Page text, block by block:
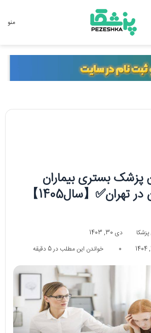
منو
پزشک بستری بیماران
اعصاب و روان در تهران✅【سال1405】
دی 30, 1403
0 خواندن این مطلب در 5 دقیقه